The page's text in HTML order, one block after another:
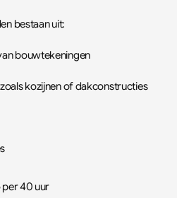
bestaan uit:
bouwtekeningen
zoals kozijnen of dakconstructies
per 40 uur